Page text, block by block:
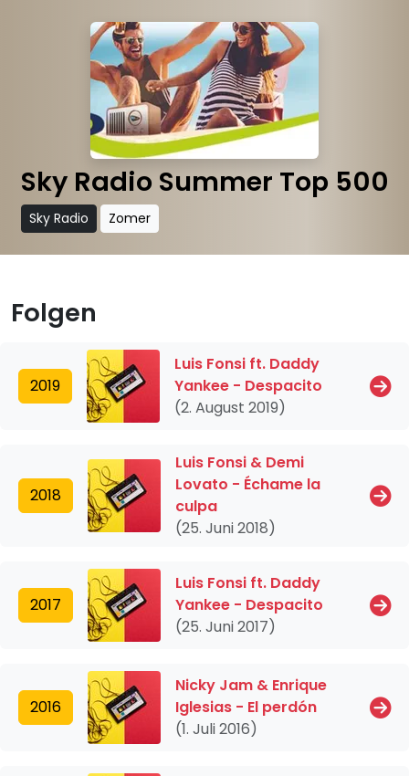
Sky Radio Summer Top 500
Sky Radio Zomer
Folgen
2019
Luis Fonsi ft. Daddy
Yankee - Despacito
(2. August 2019)
2018
Luis Fonsi & Demi
Lovato - Échame la
culpa
(25. Juni 2018)
2017
Luis Fonsi ft. Daddy
Yankee - Despacito
(25. Juni 2017)
2016
Nicky Jam & Enrique
Iglesias - El perdón
(1. Juli 2016)